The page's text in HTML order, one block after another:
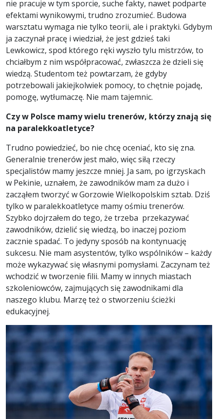
nie pracuje w tym sporcie, suche fakty, nawet podparte
efektami wynikowymi, trudno zrozumieć. Budowa
warsztatu wymaga nie tylko teorii, ale i praktyki. Gdybym
ja zaczynał pracę i wiedział, że jest gdzieś taki
Lewkowicz, spod którego ręki wyszło tylu mistrzów, to
chciałbym z nim współpracować, zwłaszcza że dzieli się
wiedzą. Studentom też powtarzam, że gdyby
potrzebowali jakiejkolwiek pomocy, to chętnie pojadę,
pomogę, wytłumaczę. Nie mam tajemnic.
Czy w Polsce mamy wielu trenerów, którzy znają się
na paralekkoatletyce?
Trudno powiedzieć, bo nie chcę oceniać, kto się zna.
Generalnie trenerów jest mało, więc siłą rzeczy
specjalistów mamy jeszcze mniej. Ja sam, po igrzyskach
w Pekinie, uznałem, że zawodników mam za dużo i
zacząłem tworzyć w Gorzowie Wielkopolskim sztab. Dziś
tylko w paralekkoatletyce mamy ośmiu trenerów.
Szybko dojrzałem do tego, że trzeba przekazywać
zawodników, dzielić się wiedzą, bo inaczej poziom
zacznie spadać. To jedyny sposób na kontynuację
sukcesu. Nie mam asystentów, tylko wspólników – każdy
może wykazywać się własnymi pomysłami. Zaczynam też
wchodzić w tworzenie filii. Mamy w innych miastach
szkoleniowców, zajmujących się zawodnikami dla
naszego klubu. Marzę też o stworzeniu ścieżki
edukacyjnej.